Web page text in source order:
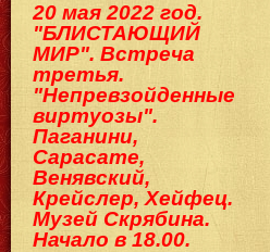
20 мая 2022 год.
"БЛИСТАЮЩИЙ
МИР". Встреча
третья.
"Непревзойденные
виртуозы".
Паганини,
Сарасате,
Венявский,
Крейслер, Хейфец.
Музей Скрябина.
Начало в 18.00.